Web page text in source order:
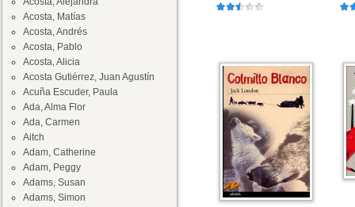
Acosta, Matías
Acosta, Andrés
Acosta, Pablo
Acosta, Alicia
Acosta Gutiérrez, Juan Agustín
Acuña Escuder, Paula
Ada, Alma Flor
Ada, Carmen
Aitch
Adam, Catherine
Adam, Peggy
Adams, Susan
Adams, Simon